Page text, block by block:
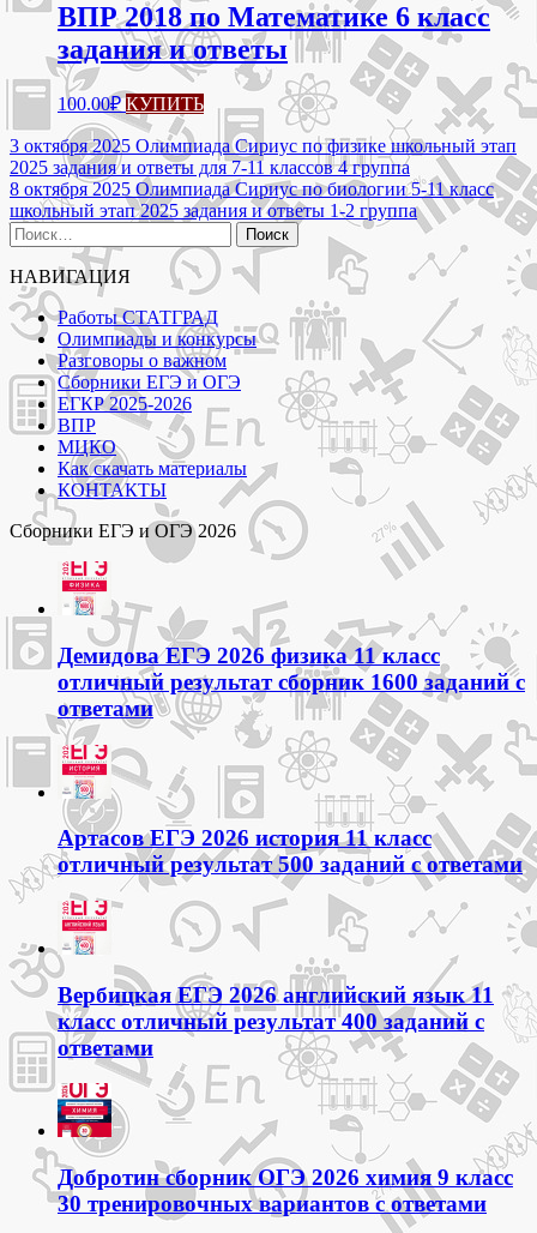
ВПР 2018 по Математике 6 класс
задания и ответы
100.00₽ КУПИТЬ
Навигация
по
записям
3 октября 2025 Олимпиада Сириус по физике школьный этап
2025 задания и ответы для 7-11 классов 4 группа
8 октября 2025 Олимпиада Сириус по биологии 5-11 класс
школьный этап 2025 задания и ответы 1-2 группа
Найти:
НАВИГАЦИЯ
Работы СТАТГРАД
Олимпиады и конкурсы
Разговоры о важном
Сборники ЕГЭ и ОГЭ
ЕГКР 2025-2026
ВПР
МЦКО
Как скачать материалы
КОНТАКТЫ
Сборники ЕГЭ и ОГЭ 2026
Демидова ЕГЭ 2026 физика 11 класс
отличный результат сборник 1600 заданий с
ответами
Артасов ЕГЭ 2026 история 11 класс
отличный результат 500 заданий с ответами
Вербицкая ЕГЭ 2026 английский язык 11
класс отличный результат 400 заданий с
ответами
Добротин сборник ОГЭ 2026 химия 9 класс
30 тренировочных вариантов с ответами